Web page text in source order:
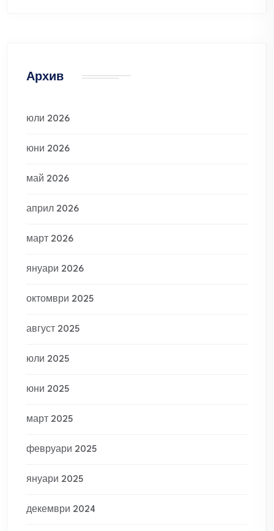
Архив
юли 2026
юни 2026
май 2026
април 2026
март 2026
януари 2026
октомври 2025
август 2025
юли 2025
юни 2025
март 2025
февруари 2025
януари 2025
декември 2024